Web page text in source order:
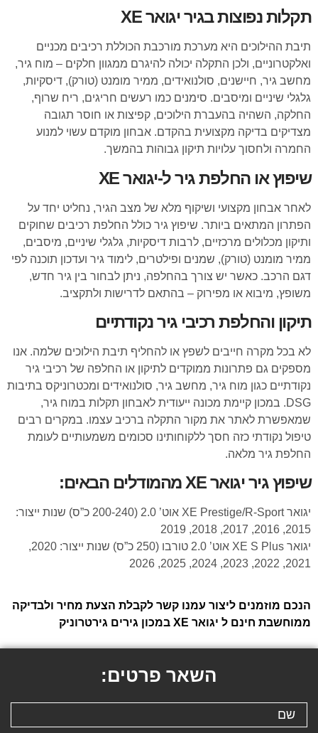
תקלות נפוצות בגיר יגואר XE
תיבת ההילוכים היא מערכת מורכבת הכוללת רכיבים מכניים
ואלקטרוניים, ולכן התקלה יכולה להיגרם ממגוון חלקים – מוח גיר,
מחשב גיר, חיישנים, סולנואידים, ממיר מומנט (טורק), דיסקיות,
גלגלי שיניים ומיסבים. סימנים כמו רעשים חריגים, ריח שרוף,
החלקה, השהיה בהעברת הילוכים, קפיצות או חוסר תגובה
מצדיקים בדיקה מקצועית בהקדם. אבחון מוקדם עשוי למנוע
החמרה ולחסוך עלויות תיקון גבוהות בהמשך.
שיפוץ או החלפת גיר ל-יגואר XE
לאחר אבחון מקצועי ושיקוף מלא של מצב הגיר, נחליט יחד על
הפתרון המתאים ביותר. שיפוץ גיר כולל החלפת רכיבים שחוקים
ותיקון מכלולים מרכזיים, לרבות דיסקיות, גלגלי שיניים, מיסבים,
ממיר מומנט (טורק), שמנים ופילטרים, לימוד גיר ועדכון תוכנה לפי
דגם הרכב. כאשר יש צורך בהחלפה, ניתן לבחור בין גיר חדש,
משופץ, מיבוא או מפירוק – בהתאם לדרישות ולתקציב.
תיקון והחלפת רכיבי גיר נקודתיים
לא בכל מקרה חייבים לשפץ או להחליף תיבת הילוכים שלמה. אנו
מספקים גם פתרונות ממוקדים לתיקון או החלפה של רכיבי גיר
נקודתיים כגון מוח גיר, מחשב גיר, סולנואידים ומכטרוניקס בתיבות
DSG. במכון קיימת מכונה ייעודית לאבחון תקלות במוח גיר,
שמאפשרת לאתר את מקור התקלה ברכיב עצמו. במקרים רבים
טיפול נקודתי כזה חסך ללקוחותינו סכומים משמעותיים לעומת
החלפת גיר מלאה.
שיפוץ גיר יגואר XE מהמודלים הבאים:
יגואר XE Prestige/R-Sport אוט’ 2.0 (200-240 כ”ס) שנות ייצור:
2015, 2016, 2017, 2018, 2019
יגואר XE S Plus אוט’ 2.0 טורבו (250 כ”ס) שנות ייצור: 2020,
2021, 2022, 2023, 2024, 2025, 2026
הנכם מוזמנים ליצור עמנו קשר לקבלת הצעת מחיר ולבדיקה
ממוחשבת חינם ל יגואר XE במכון גירים גירטרוניק
השאר פרטים: